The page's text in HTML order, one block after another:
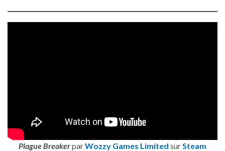
Plague BreakerparWozzy Games Limited sur Steam